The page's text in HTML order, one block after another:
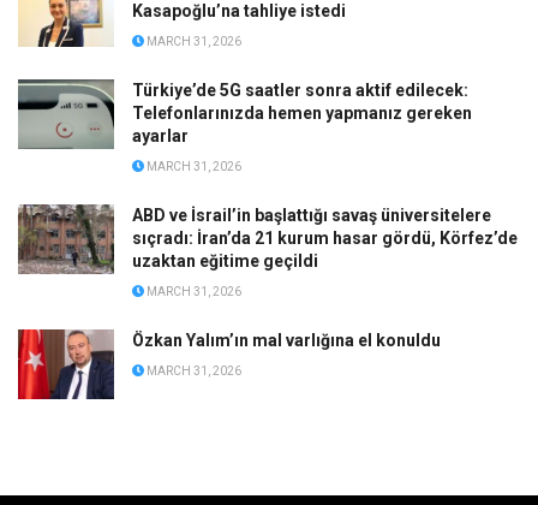
Kasapoğlu’na tahliye istedi
MARCH 31, 2026
Türkiye’de 5G saatler sonra aktif edilecek:
Telefonlarınızda hemen yapmanız gereken
ayarlar
MARCH 31, 2026
ABD ve İsrail’in başlattığı savaş üniversitelere
sıçradı: İran’da 21 kurum hasar gördü, Körfez’de
uzaktan eğitime geçildi
MARCH 31, 2026
Özkan Yalım’ın mal varlığına el konuldu
MARCH 31, 2026